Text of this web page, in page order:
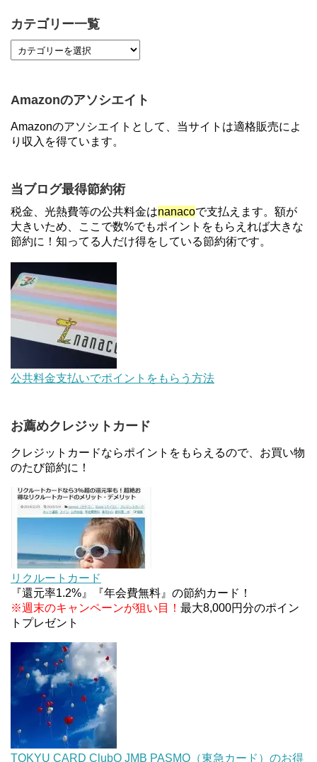
【7/21まで】エアウォレット(COIN+)で最大98,300
【2倍増量】PayPayカード、まるごとフラットリボ
登録と3回利用で10000ptがもらえるキャンペーン！
3/31まで
ソニーフィナンシャルグループの株主限定！2万円
もらえる口座開設キャンペーン。7/31まで
【対象者限定】楽天ペイで決済すると最大300ポイ
ントキャンペーン！～6/1
【解決】マリオットボンヴォイにログインできな
い、パスワード変更不可の原因はコレでした。
デジタルギフト改悪でいろいろ手数料徴収へ！8/3
～
au Pay等に等価交換できる「えらべるギフト」がフ
ァミリマートとミニストップで登場！WAON1%還
元で新ルート誕生！？
JCBカードWでApple Pay追加時のナビダイヤル
0570を回避する方法
住信SBIネット銀行のデビットカードPoint＋で最大
2%還元！V NEOバンクデビットとどっちが良い？
条件などまとめ
カテゴリー一覧
Amazonのアソシエイト
Amazonのアソシエイトとして、当サイトは適格販売によ
り収入を得ています。
当ブログ最得節約術
税金、光熱費等の公共料金はnanacoで支払えます。額が
大きいため、ここで数%でもポイントをもらえれば大きな
節約に！知ってる人だけ得をしている節約術です。
公共料金支払いでポイントをもらう方法
お薦めクレジットカード
クレジットカードならポイントをもらえるので、お買い物
のたび節約に！
リクルートカード
『還元率1.2%』『年会費無料』の節約カード！
※週末のキャンペーンが狙い目！ 最大8,000円分のポイン
トプレゼント
TOKYU CARD ClubQ JMB PASMO（東急カード）のお得